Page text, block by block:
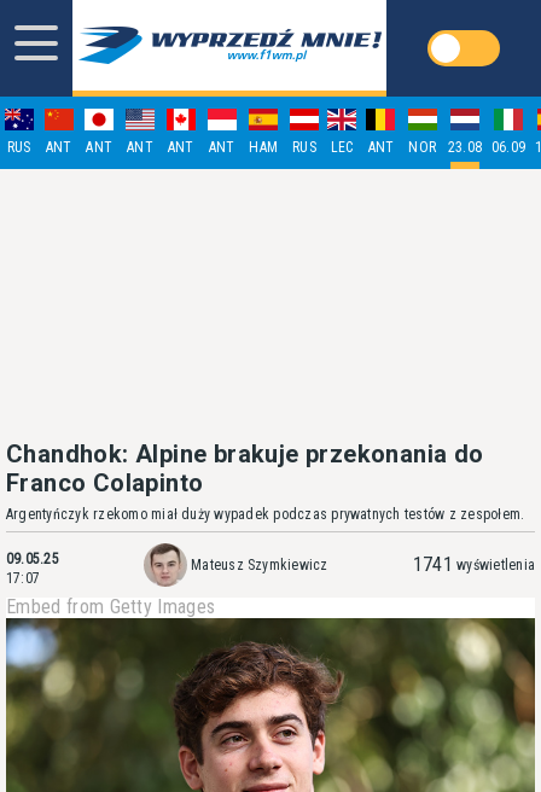
RUS ANT ANT ANT ANT ANT HAM RUS LEC ANT NOR 23.08 06.09
Chandhok: Alpine brakuje przekonania do
Franco Colapinto
Argentyńczyk rzekomo miał duży wypadek podczas prywatnych testów z zespołem.
09.05.25
17:07
Mateusz Szymkiewicz 1741 wyświetlenia
Embed from Getty Images